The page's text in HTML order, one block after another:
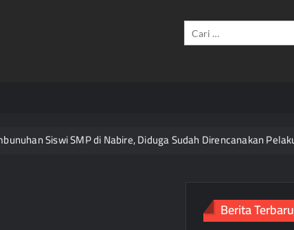
Siswi SMP di Nabire, Diduga Sudah Direncanakan Pelaku
Berita Terbaru